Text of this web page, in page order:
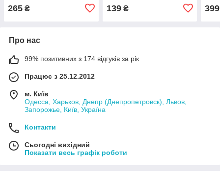
265 ₴ 139₴ 399
Про нас
99% позитивних з 174 відгуків за рік
Працює з 25.12.2012
м. Київ
Одесса, Харьков, Днепр (Днепропетровск), Львов,
Запорожье, Київ, Україна
Контакти
Сьогодні вихідний
Показати весь графік роботи